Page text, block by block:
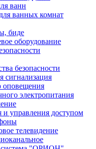
ванн
ванных комнат
биде
оборудование
безопасности
сигнализация
оповещения
электропитания
и управления доступом
телевидение